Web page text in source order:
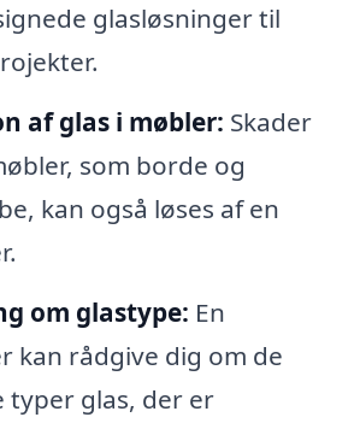
glasløsninger til
af glas i møbler: Skader
som borde og
kan også løses af en
om glastype: En
kan rådgive dig om de
typer glas, der er